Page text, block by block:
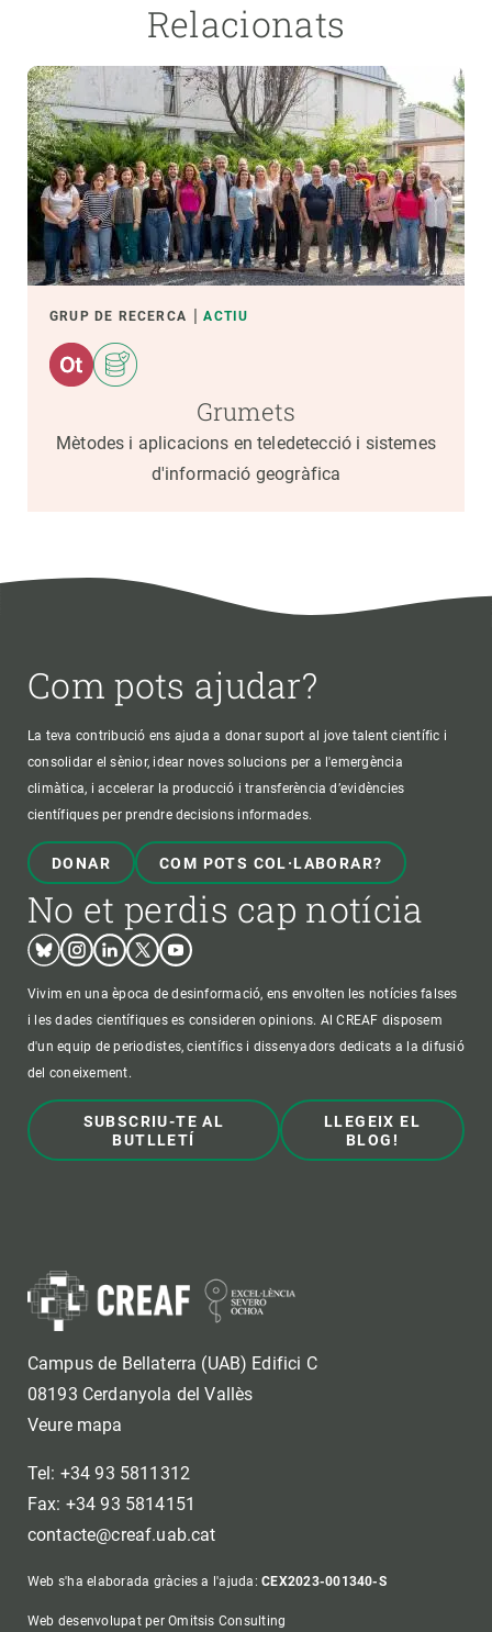
Relacionats
GRUP DE RECERCA ACTIU
Grumets
Mètodes i aplicacions en teledetecció i sistemes
d'informació geogràfica
Com pots ajudar?
La teva contribució ens ajuda a donar suport al jove talent científic i
consolidar el sènior, idear noves solucions per a l'emergència
climàtica, i accelerar la producció i transferència d’evidències
científiques per prendre decisions informades.
DONAR COM POTS COL·LABORAR?
No et perdis cap notícia
BlueskyInstagram
LinkedinTwitterYoutube
Vivim en una època de desinformació, ens envolten les notícies falses
i les dades científiques es consideren opinions. Al CREAF disposem
d'un equip de periodistes, científics i dissenyadors dedicats a la difusió
del coneixement.
SUBSCRIU-TE AL
BUTLLETÍ
LLEGEIX EL
BLOG!
Campus de Bellaterra (UAB) Edifici C
08193 Cerdanyola del Vallès
Veure mapa
Tel: +34 93 5811312
Fax: +34 93 5814151
contacte@creaf.uab.cat
Web s'ha elaborada gràcies a l'ajuda:CEX2023-001340-S
Web desenvolupat per Omitsis Consulting